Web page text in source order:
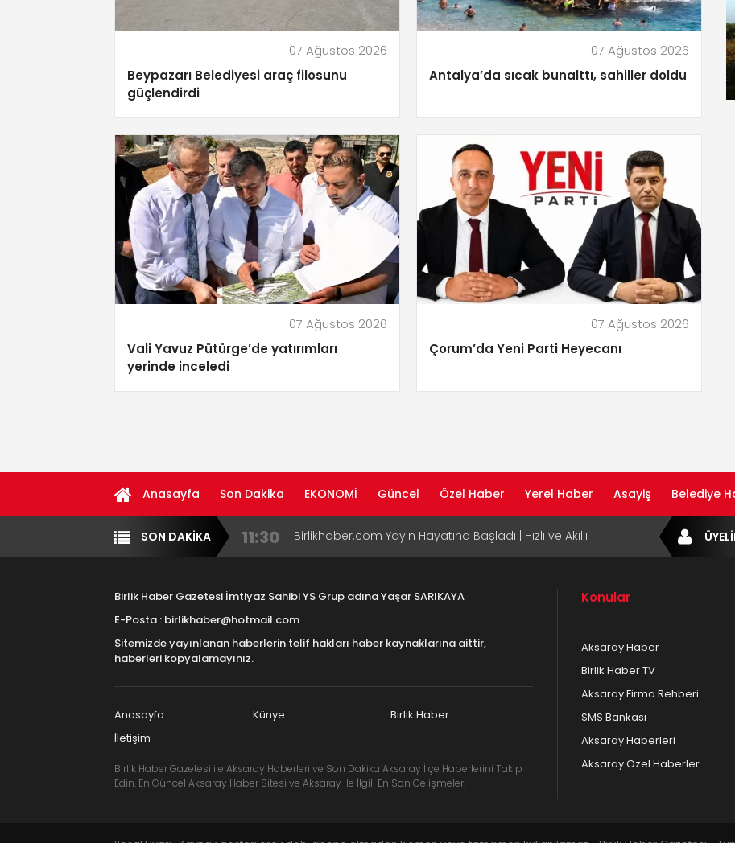
07 Ağustos 2026
Beypazarı Belediyesi araç filosunu
güçlendirdi
07 Ağustos 2026
Antalya’da sıcak bunalttı, sahiller doldu
07 Ağustos 2026
Vali Yavuz Pütürge’de yatırımları
yerinde inceledi
07 Ağustos 2026
Çorum’da Yeni Parti Heyecanı
Anasayfa Son Dakika EKONOMİ Güncel Özel Haber Yerel Haber Asayiş Belediye
Yazarlar Diğer
SON DAKİKA 11:30
Birlikhaber.com Yayın Hayatına Başladı | Hızlı ve Akıllı
17:15
Aksaray OSB Bölge Müdürü Makam Koltuğunu
16:00
Birlik Haber Gazetesi İmtiyaz Sahibi YS Grup adına Yaşar SARIKAYA
E-Posta : birlikhaber@hotmail.com
Sitemizde yayınlanan haberlerin telif hakları haber kaynaklarına aittir,
haberleri kopyalamayınız.
Anasayfa Künye
Birlik Haber
İletişim
Birlik Haber Gazetesi ile Aksaray Haberleri ve Son Dakika Aksaray İlçe Haberlerini Takip
Edin. En Güncel Aksaray Haber Sitesi ve Aksaray İle İlgili En Son Gelişmeler.
Konular
Aksaray Haber
Birlik Haber TV
Aksaray Firma Rehberi
SMS Bankası
Aksaray Haberleri
Aksaray Özel Haberler